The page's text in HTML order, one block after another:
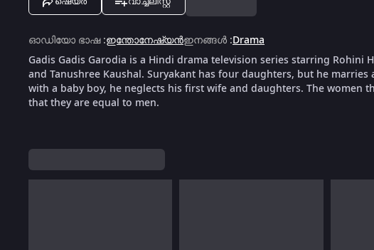
ഓഡിയോ ഭാഷ:ഇന്തോനേഷ്യൻഇനങ്ങൾ :Drama
Gadis Gadis Garodia is a Hindi drama television series starring Rohini
and Tanushree Kaushal. Suryakant has four daughters, but he
with a baby boy, he neglects his first wife and daughters. The
that they are equal to men.